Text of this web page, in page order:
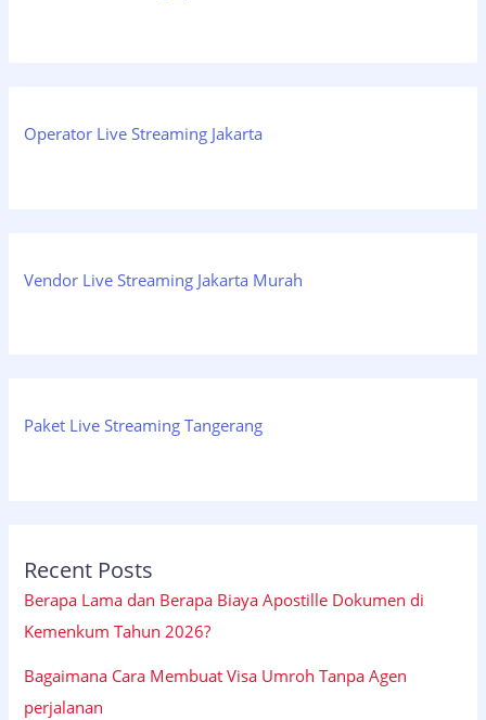
Operator Live Streaming Jakarta
Vendor Live Streaming Jakarta Murah
Paket Live Streaming Tangerang
Recent Posts
Berapa Lama dan Berapa Biaya Apostille Dokumen di
Kemenkum Tahun 2026?
Bagaimana Cara Membuat Visa Umroh Tanpa Agen
perjalanan